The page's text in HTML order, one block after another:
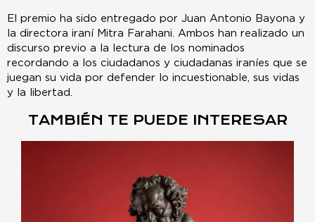
El premio ha sido entregado por Juan Antonio Bayona y
la directora iraní Mitra Farahani. Ambos han realizado un
discurso previo a la lectura de los nominados
recordando a los ciudadanos y ciudadanas iraníes que se
juegan su vida por defender lo incuestionable, sus vidas
y la libertad.
TAMBIÉN TE PUEDE INTERESAR